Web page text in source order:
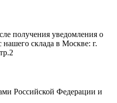
получения уведомления о
нашего склада в Москве: г.
Российской Федерации и